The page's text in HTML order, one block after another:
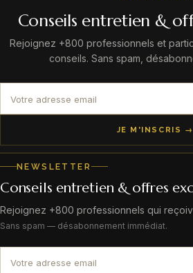
Conseils entretien &
Rejoignez +800 professionnels et
conseils. Sans spam,
JE M'INSCRIS →
NEWSLETTER
Conseils entretien & offres
Rejoignez +800 professionnels qui
Sans spam — désabonnement immédiat.